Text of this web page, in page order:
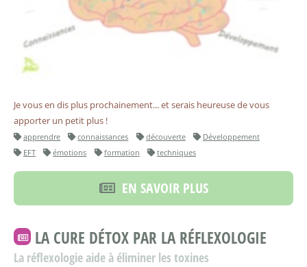
Je vous en dis plus prochainement... et serais heureuse de vous
apporter un petit plus !
apprendre connaissances découverte
Développement
EFT
émotions formation techniques
EN SAVOIR PLUS
LA CURE DÉTOX PAR LA RÉFLEXOLOGIE
La réflexologie aide à éliminer les toxines